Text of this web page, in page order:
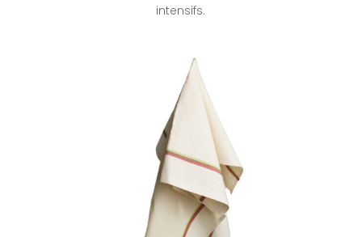
intensifs.